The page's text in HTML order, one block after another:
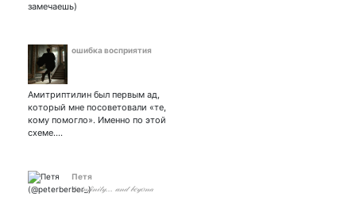
замечаешь)
ошибка восприятия
Амитриптилин был первым ад,
который мне посоветовали «те,
кому помогло». Именно по этой
схеме.…
Петя
𝓉𝑜 𝒾𝓃𝒻𝒾𝓃𝒾𝓉𝓎... 𝒶𝓃𝒹 𝒷𝑒𝓎𝑜𝓃𝒹